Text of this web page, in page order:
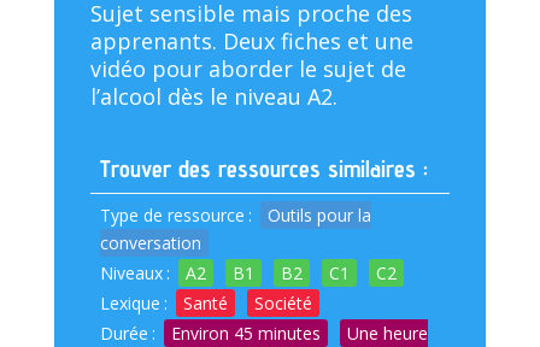
Sujet sensible mais proche des
apprenants. Deux fiches et une
vidéo pour aborder le sujet de
l’alcool dès le niveau A2.
Trouver des ressources similaires :
Type de ressource :
Outils pour la
conversation
Niveaux : A2 B1 B2 C1
C2
Lexique : Santé
Société
Durée : Environ 45 minutes
Une heure